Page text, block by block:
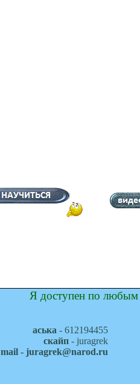
Я доступен по любым
аська - 612194455
скайп - juragrek
mail - juragrek@narod.ru